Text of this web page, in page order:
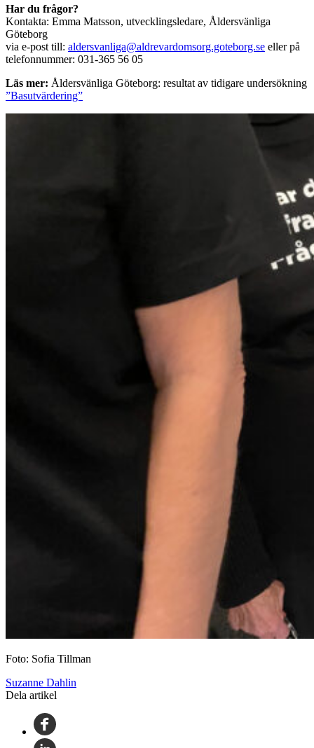
Har du frågor?
Kontakta: Emma Matsson, utvecklingsledare, Åldersvänliga
Göteborg
via e-post till: aldersvanliga@aldrevardomsorg.goteborg.se eller på
telefonnummer: 031-365 56 05
Läs mer: Åldersvänliga Göteborg: resultat av tidigare undersökning
”Basutvärdering”
Foto: Sofia Tillman
Suzanne Dahlin
Dela artikel